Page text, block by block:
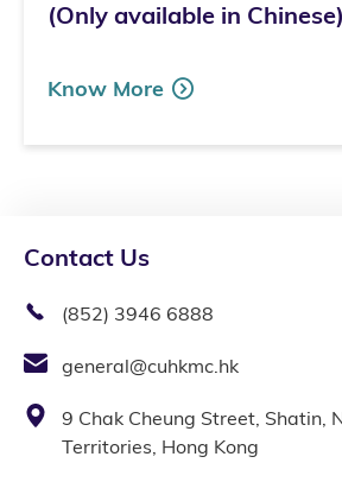
(Only available in Chinese)
Know More
Contact Us
(852) 3946 6888
general@cuhkmc.hk
9 Chak Cheung Street, Shatin,
Territories, Hong Kong